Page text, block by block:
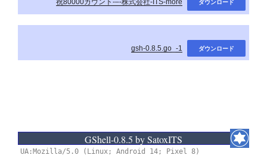
祝80000カウント-–-株式会社-ITS-more ダウンロード
gsh-0.8.5.go_-1 ダウンロード
GShell-0.8.5 by SatoxITS
UA:Mozilla/5.0 (Linux; Android 14; Pixel 8)